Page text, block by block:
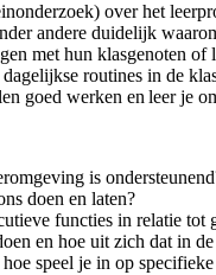
over het
andere duidelijk
met hun klasgenoten
routines in de
goed werken en leer je
is
doen en laten?
functies in relatie tot
en hoe uit zich dat in de
speel je in op